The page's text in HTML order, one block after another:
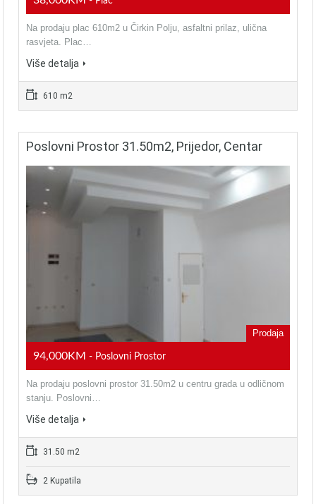
Na prodaju plac 610m2 u Čirkin Polju, asfaltni prilaz, ulična
rasvjeta. Plac…
Više detalja
610 m2
Poslovni Prostor 31.50m2, Prijedor, Centar
Prodaja
94,000KM - Poslovni Prostor
Na prodaju poslovni prostor 31.50m2 u centru grada u odličnom
stanju. Poslovni…
Više detalja
31.50 m2
2 Kupatila